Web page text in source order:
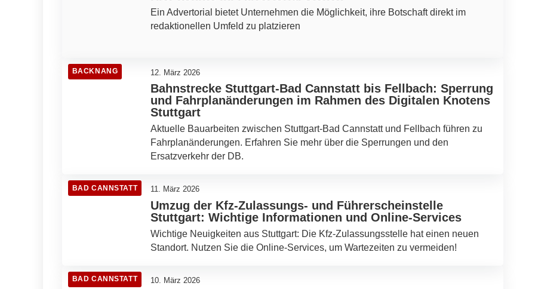
Ein Advertorial bietet Unternehmen die Möglichkeit, ihre Botschaft direkt im
redaktionellen Umfeld zu platzieren
BACKNANG 12. März 2026
Bahnstrecke Stuttgart-Bad Cannstatt bis Fellbach: Sperrung
und Fahrplanänderungen im Rahmen des Digitalen Knotens
Stuttgart
Aktuelle Bauarbeiten zwischen Stuttgart-Bad Cannstatt und Fellbach führen zu
Fahrplanänderungen. Erfahren Sie mehr über die Sperrungen und den
Ersatzverkehr der DB.
BAD CANNSTATT 11. März 2026
Umzug der Kfz-Zulassungs- und Führerscheinstelle
Stuttgart: Wichtige Informationen und Online-Services
Wichtige Neuigkeiten aus Stuttgart: Die Kfz-Zulassungsstelle hat einen neuen
Standort. Nutzen Sie die Online-Services, um Wartezeiten zu vermeiden!
BAD CANNSTATT 10. März 2026